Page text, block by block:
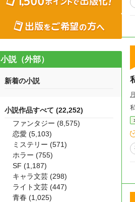
小説（外部）
新着の小説
小説作品すべて (22,252)
ファンタジー (8,575)
恋愛 (5,103)
ミステリー (571)
ホラー (755)
SF (1,187)
キャラ文芸 (298)
ライト文芸 (447)
青春 (1,025)